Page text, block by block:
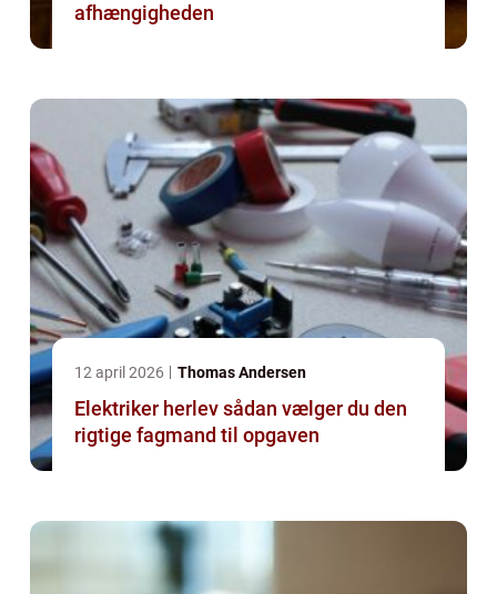
afhængigheden
12 april 2026 Thomas Andersen
Elektriker herlev sådan vælger du den
rigtige fagmand til opgaven